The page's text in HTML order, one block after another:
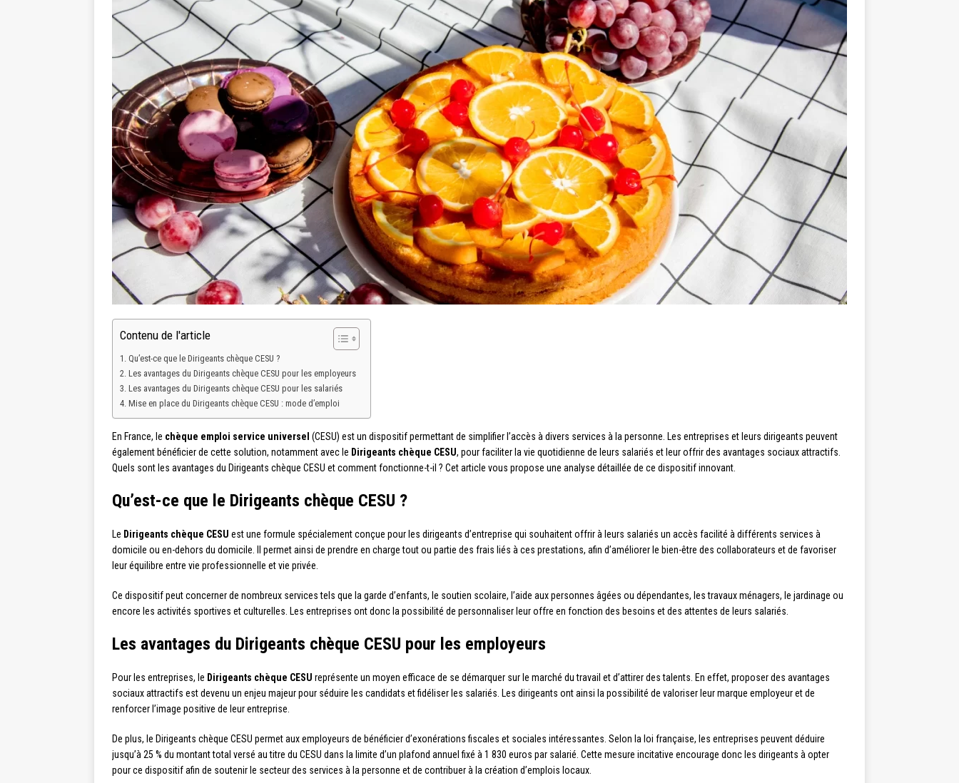
Contenu de l'article
Qu’est-ce que le Dirigeants chèque CESU ?
Les avantages du Dirigeants chèque CESU pour les employeurs
Les avantages du Dirigeants chèque CESU pour les salariés
Mise en place du Dirigeants chèque CESU : mode d’emploi
En France, le chèque emploi service universel (CESU) est un dispositif permettant de simplifier l’accès à divers services à la personne. Les entreprises et leurs dirigeants peuvent
également bénéficier de cette solution, notamment avec le Dirigeants chèque CESU, pour faciliter la vie quotidienne de leurs salariés et leur offrir des avantages sociaux attractifs.
Quels sont les avantages du Dirigeants chèque CESU et comment fonctionne-t-il ? Cet article vous propose une analyse détaillée de ce dispositif innovant.
Qu’est-ce que le Dirigeants chèque CESU ?
Le Dirigeants chèque CESU est une formule spécialement conçue pour les dirigeants d’entreprise qui souhaitent offrir à leurs salariés un accès facilité à différents services à
domicile ou en-dehors du domicile. Il permet ainsi de prendre en charge tout ou partie des frais liés à ces prestations, afin d’améliorer le bien-être des collaborateurs et de favoriser
leur équilibre entre vie professionnelle et vie privée.
Ce dispositif peut concerner de nombreux services tels que la garde d’enfants, le soutien scolaire, l’aide aux personnes âgées ou dépendantes, les travaux ménagers, le jardinage ou
encore les activités sportives et culturelles. Les entreprises ont donc la possibilité de personnaliser leur offre en fonction des besoins et des attentes de leurs salariés.
Les avantages du Dirigeants chèque CESU pour les employeurs
Pour les entreprises, le Dirigeants chèque CESU représente un moyen efficace de se démarquer sur le marché du travail et d’attirer des talents. En effet, proposer des avantages
sociaux attractifs est devenu un enjeu majeur pour séduire les candidats et fidéliser les salariés. Les dirigeants ont ainsi la possibilité de valoriser leur marque employeur et de
renforcer l’image positive de leur entreprise.
De plus, le Dirigeants chèque CESU permet aux employeurs de bénéficier d’exonérations fiscales et sociales intéressantes. Selon la loi française, les entreprises peuvent déduire
jusqu’à 25 % du montant total versé au titre du CESU dans la limite d’un plafond annuel fixé à 1 830 euros par salarié. Cette mesure incitative encourage donc les dirigeants à opter
pour ce dispositif afin de soutenir le secteur des services à la personne et de contribuer à la création d’emplois locaux.